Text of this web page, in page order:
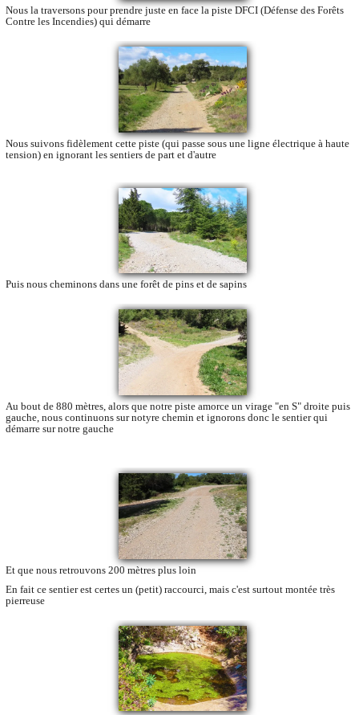
Nous la traversons pour prendre juste en face la piste DFCI (Défense des Forêts
Contre les Incendies) qui démarre
Nous suivons fidèlement cette piste (qui passe sous une ligne électrique à haute
tension) en ignorant les sentiers de part et d'autre
Puis nous cheminons dans une forêt de pins et de sapins
Au bout de 880 mètres, alors que notre piste amorce un virage "en S" droite puis
gauche, nous continuons sur notyre chemin et ignorons donc le sentier qui
démarre sur notre gauche
Et que nous retrouvons 200 mètres plus loin
En fait ce sentier est certes un (petit) raccourci, mais c'est surtout montée très
pierreuse